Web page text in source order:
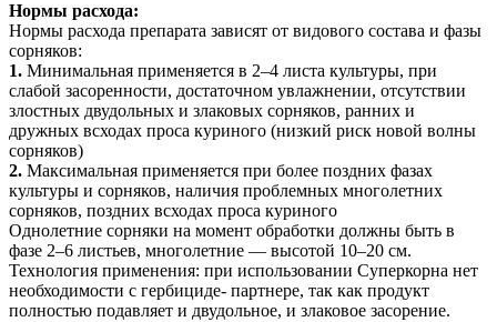
Нормы расхода:
Нормы расхода препарата зависят от видового состава и фазы
сорняков:
1. Минимальная применяется в 2–4 листа культуры, при
слабой засоренности, достаточном увлажнении, отсутствии
злостных двудольных и злаковых сорняков, ранних и
дружных всходах проса куриного (низкий риск новой волны
сорняков)
2. Максимальная применяется при более поздних фазах
культуры и сорняков, наличия проблемных многолетних
сорняков, поздних всходах проса куриного
Однолетние сорняки на момент обработки должны быть в
фазе 2–6 листьев, многолетние — высотой 10–20 см.
Технология применения: при использовании Суперкорна нет
необходимости с гербициде- партнере, так как продукт
полностью подавляет и двудольное, и злаковое засорение.